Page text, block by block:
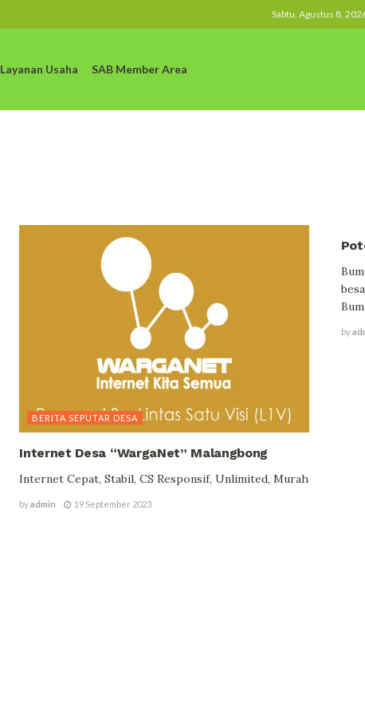
Sabtu, Agustus 8,
Layanan Usaha SAB Member Area
BERITA SEPUTAR DESA
Internet Desa “WargaNet” Malangbong
Internet Cepat, Stabil, CS Responsif, Unlimited, Murah
byadmin 19 September 2023
by